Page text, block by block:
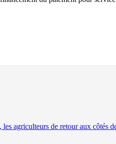
agriculteurs de retour aux côtés